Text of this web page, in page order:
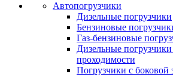
Автопогрузчики
Дизельные погрузчики
Бензиновые
Газ-бензиновые
Дизельные
проходимости
Погрузчики с боковой